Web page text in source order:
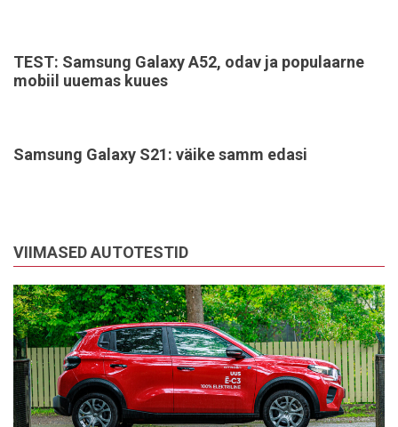
TEST: Samsung Galaxy A52, odav ja populaarne
mobiil uuemas kuues
Samsung Galaxy S21: väike samm edasi
VIIMASED AUTOTESTID